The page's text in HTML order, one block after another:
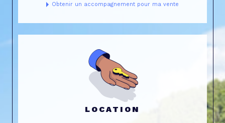
Obtenir un accompagnement pour ma vente
LOCATION